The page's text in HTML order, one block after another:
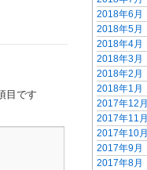
目です
2018年6月
2018年5月
2018年4月
2018年3月
2018年2月
2018年1月
2017年12月
2017年11月
2017年10月
2017年9月
2017年8月